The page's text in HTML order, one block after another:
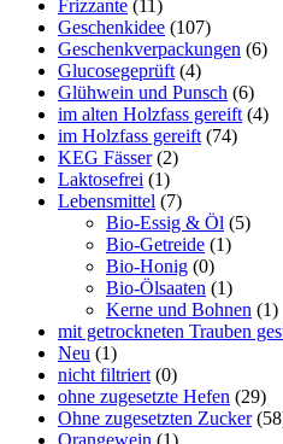
Frizzante (11)
Geschenkidee (107)
Geschenkverpackungen (6)
Glucosegeprüft (4)
Glühwein und Punsch (6)
im alten Holzfass gereift (4)
im Holzfass gereift (74)
KEG Fässer (2)
Laktosefrei (1)
Lebensmittel (7)
Bio-Essig & Öl (5)
Bio-Getreide (1)
Bio-Honig (0)
Bio-Ölsaaten (1)
Kerne und Bohnen (1)
mit getrockneten Trauben
Neu (1)
nicht filtriert (0)
ohne zugesetzte Hefen (29)
Ohne zugesetzten Zucker
Orangewein (1)